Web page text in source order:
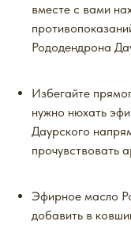
вместе с вами
Рододендрона
Избегайте
нужно нюхать
Даурского
прочувствовать
Эфирное масло
добавить в